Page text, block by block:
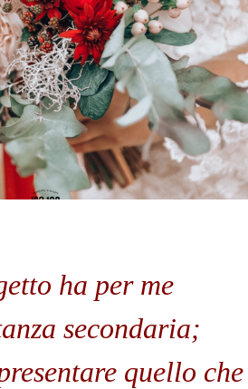
ha per me
secondaria;
quello che